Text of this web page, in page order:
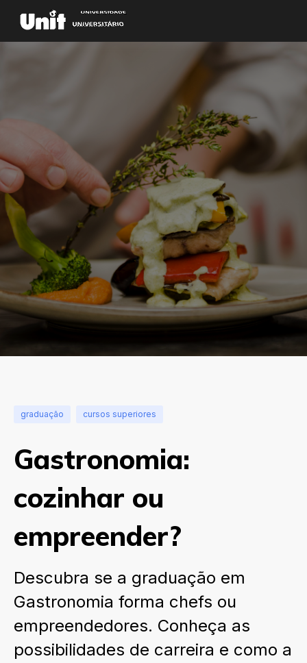
graduação cursos superiores
Gastronomia:
cozinhar ou
empreender?
Descubra se a graduação em
Gastronomia forma chefs ou
empreendedores. Conheça as
possibilidades de carreira e como a